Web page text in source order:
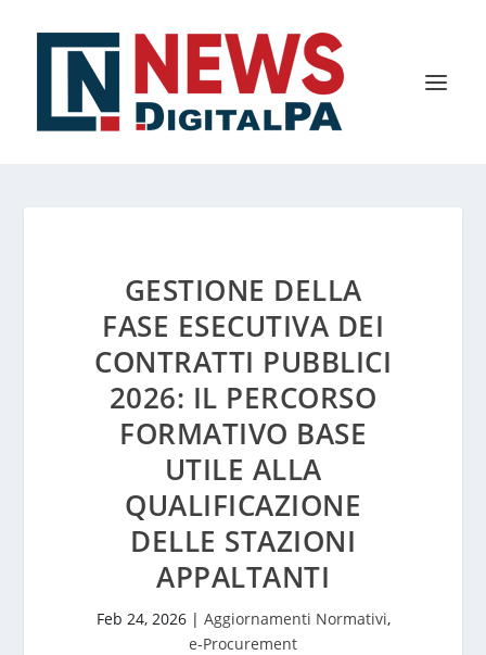
GESTIONE DELLA
FASE ESECUTIVA DEI
CONTRATTI PUBBLICI
2026: IL PERCORSO
FORMATIVO BASE
UTILE ALLA
QUALIFICAZIONE
DELLE STAZIONI
APPALTANTI
Feb 24, 2026| Aggiornamenti Normativi,
e-Procurement